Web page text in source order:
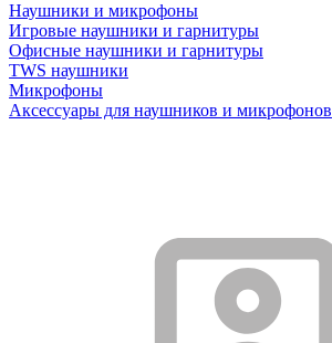
Наушники и микрофоны
Игровые наушники и гарнитуры
Офисные наушники и гарнитуры
TWS наушники
Микрофоны
Аксессуары для наушников и микрофонов